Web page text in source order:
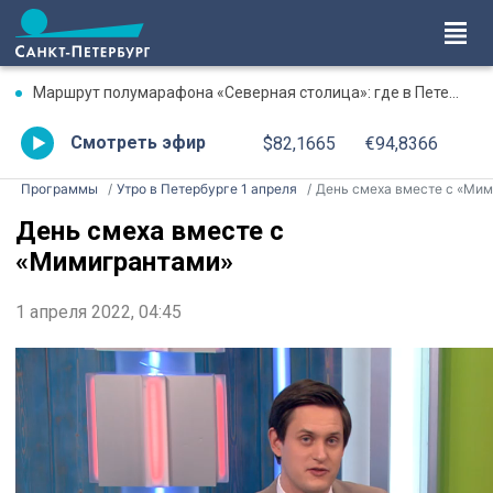
Маршрут полумарафона «Северная столица»: где в Петербурге будут перекрыты дороги 9 августа
Смотреть эфир $82,1665 €94,8366
Программы Утро в Петербурге 1 апреля День смеха вместе с «Мимигрантами»
День смеха вместе с
«Мимигрантами»
1 апреля 2022, 04:45